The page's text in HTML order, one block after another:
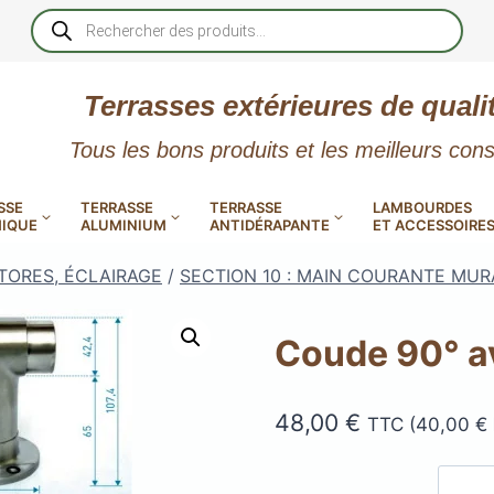
Recherche
de
produits
Terrasses extérieures de
Tous les bons produits et les meilleurs
EN
TERRASSE
ALUMINIUM
TERRASSE
ANTIDÉRAPANTE
LAMBOURDES
ET ACCESSOIRES
POUR TERRASSE
ÉCLAIRAGE / SECTION 10 : MAIN COURANTE
Coude 90°
48,00 € TTC (40,00 €